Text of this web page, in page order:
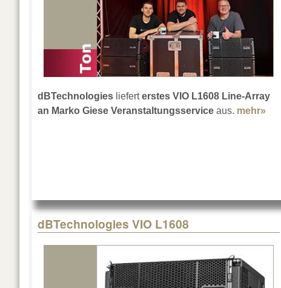
dBTechnologies lieferterstes VIO L1608 Line-Array
an Marko Giese Veranstaltungsservice aus. mehr»
dBTechnologies VIO L1608